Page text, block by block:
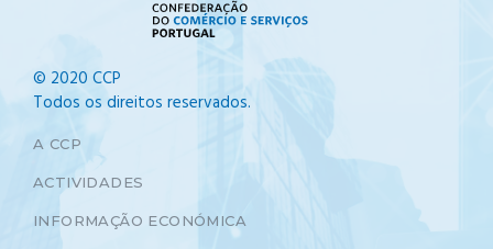
© 2020 CCP
Todos os direitos reservados.
A CCP
ACTIVIDADES
INFORMAÇÃO ECONÓMICA